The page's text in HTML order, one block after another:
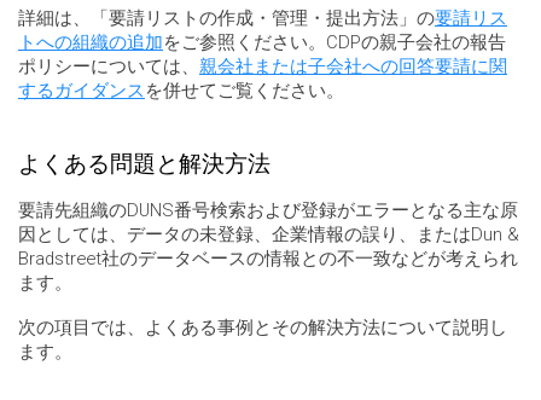
詳細は、「要請リストの作成・管理・提出方法」の要請リス
トへの組織の追加をご参照ください。CDPの親子会社の報告
ポリシーについては、 親会社または子会社への回答要請に関
するガイダンス を併せてご覧ください。
よくある問題と解決方法
要請先組織のDUNS番号検索および登録がエラーとなる主な原
因としては、データの未登録、企業情報の誤り、またはDun &
Bradstreet社のデータベースの情報との不一致などが考えられ
ます。
次の項目では、よくある事例とその解決方法について説明し
ます。